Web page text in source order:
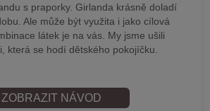
s praporky. Girlanda krásně doladí
Ale může být využita i jako cílová
látek je na vás. My jsme ušili
která se hodí dětského pokojíčku.
ZOBRAZIT NÁVOD